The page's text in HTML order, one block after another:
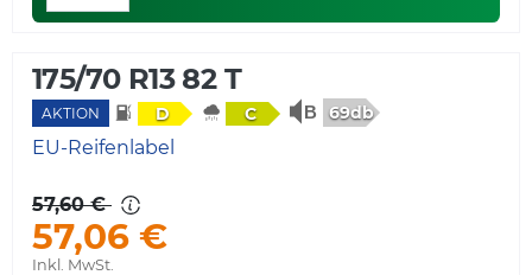
175/70 R13 82 T
AKTION D C 69db
EU-Reifenlabel
57,60 €
57,06 €
Inkl. MwSt.